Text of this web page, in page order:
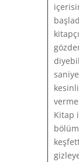
Kitap